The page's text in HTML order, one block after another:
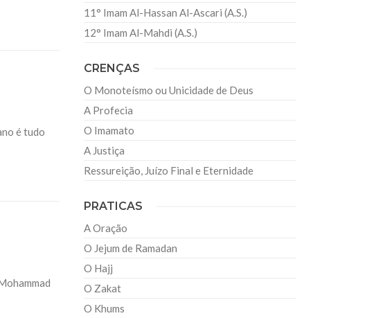
é tudo
11° Imam Al-Hassan Al-Ascari (A.S.)
12° Imam Al-Mahdi (A.S.)
CRENÇAS
O Monoteísmo ou Unicidade de Deus
A Profecia
O Imamato
A Justiça
Ressureição, Juízo Final e Eternidade
PRATICAS
A Oração
O Jejum de Ramadan
O Hajj
O Zakat
O Khums